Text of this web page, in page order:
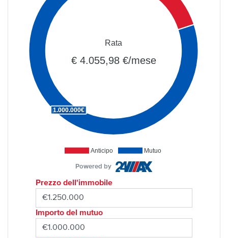
Anticipo Mutuo
1.000.000€
Rata
€ 4.055,98 €/mese
Powered by
Prezzo dell'immobile
Importo del mutuo